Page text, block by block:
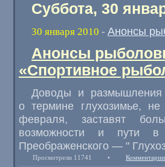
Суббота, 30
30 января 2010 - Анонсы
Анонсы
«Спортивное
Доводы и размышления
о термине глухозимье, не
февраля, заставят
возможности и пути в
Преображенского — "
Просмотрели 11741 •